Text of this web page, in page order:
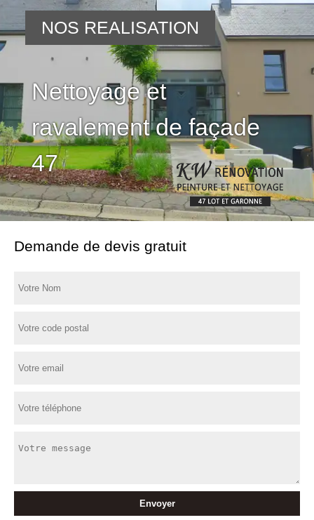
Nettoyage et
ravalement de façade
47
NOS REALISATION
Demande de devis gratuit